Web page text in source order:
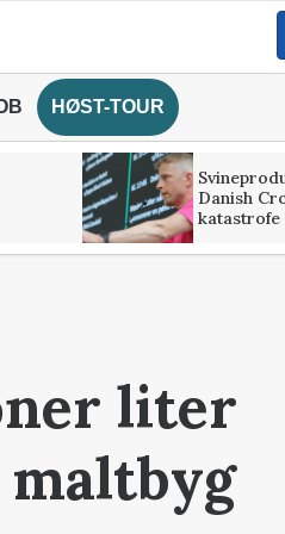
HØST-TOUR
Danish
katastrofe
liter